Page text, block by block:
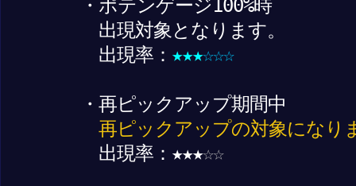
・ポテンゲージ100%時
出現対象となります。
出現率： ★★★☆☆☆
・再ピックアップ期間中
再ピックアップの対象になり
出現率：★★★☆☆